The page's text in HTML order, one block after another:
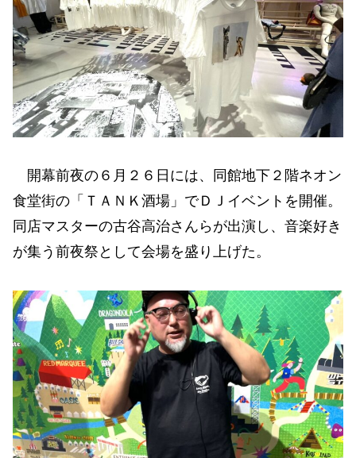
開幕前夜の６月２６日には、同館地下２階ネオン
食堂街の「ＴＡＮＫ酒場」でＤＪイベントを開催。
同店マスターの古谷高治さんらが出演し、音楽好き
が集う前夜祭として会場を盛り上げた。